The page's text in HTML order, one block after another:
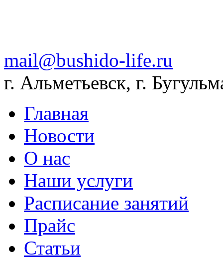
mail@bushido-life.ru
г. Альметьевск, г.
Главная
Новости
О нас
Наши услуги
Расписание занятий
Прайс
Статьи